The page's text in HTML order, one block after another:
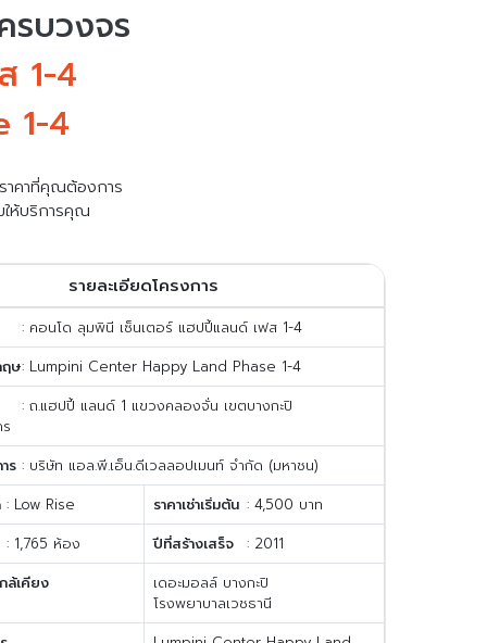
บวงจร
1-4
1-4
าคาที่คุณต้องการ
ห้บริการคุณ
รายละเอียดโครงการ
: คอนโด ลุมพินี เซ็นเตอร์ แฮปปี้แลนด์ เฟส 1-4
ษ: Lumpini Center Happy Land Phase 1-4
: ถ.แฮปปี้ แลนด์ 1 แขวงคลองจั่น เขตบางกะปิ
ร : บริษัท แอล.พี.เอ็น.ดีเวลลอปเมนท์ จำกัด (มหาชน)
: Low Rise ราคาเช่าเริ่มต้น : 4,500 บาท
: 1,765 ห้อง
ปีที่สร้างเสร็จ
: 2011
ล้เคียง
เดอะมอลล์ บางกะปิ
โรงพยาบาลเวชธานี